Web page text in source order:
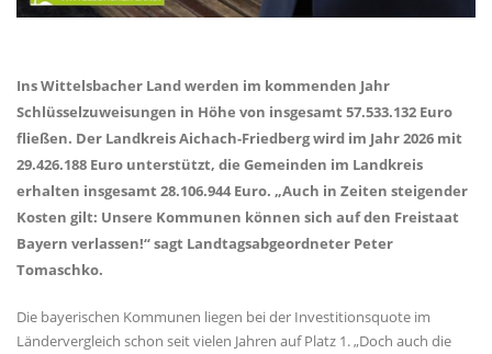
Ins Wittelsbacher Land werden im kommenden Jahr
Schlüsselzuweisungen in Höhe von insgesamt 57.533.132 Euro
fließen. Der Landkreis Aichach-Friedberg wird im Jahr 2026 mit
29.426.188 Euro unterstützt, die Gemeinden im Landkreis
erhalten insgesamt 28.106.944 Euro. „Auch in Zeiten steigender
Kosten gilt: Unsere Kommunen können sich auf den Freistaat
Bayern verlassen!“ sagt Landtagsabgeordneter Peter
Tomaschko.
Die bayerischen Kommunen liegen bei der Investitionsquote im
Ländervergleich schon seit vielen Jahren auf Platz 1. „Doch auch die